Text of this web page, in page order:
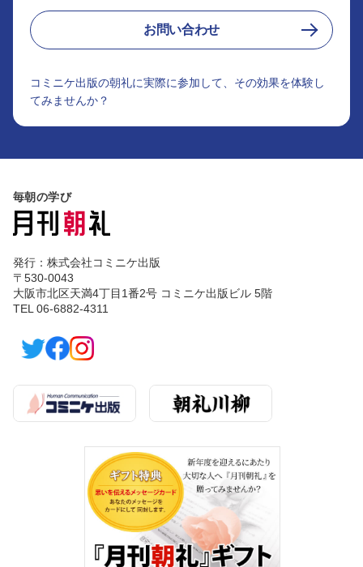
お問い合わせ
コミニケ出版の朝礼に実際に参加して、その効果を体験し
てみませんか？
毎朝の学び
発行：株式会社コミニケ出版
〒530-0043
大阪市北区天満4丁目1番2号 コミニケ出版ビル 5階
TEL 06-6882-4311